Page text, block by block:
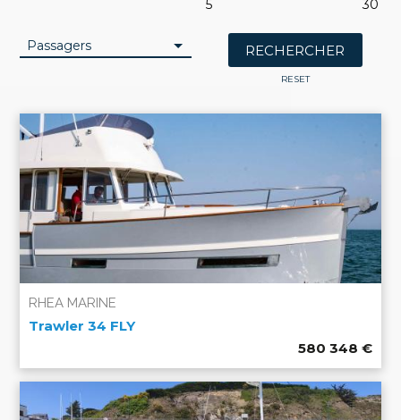
Passagers
RESET
RHEA MARINE
Trawler 34 FLY
580 348 €